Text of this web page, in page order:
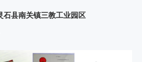
石县南关镇三教工业园区